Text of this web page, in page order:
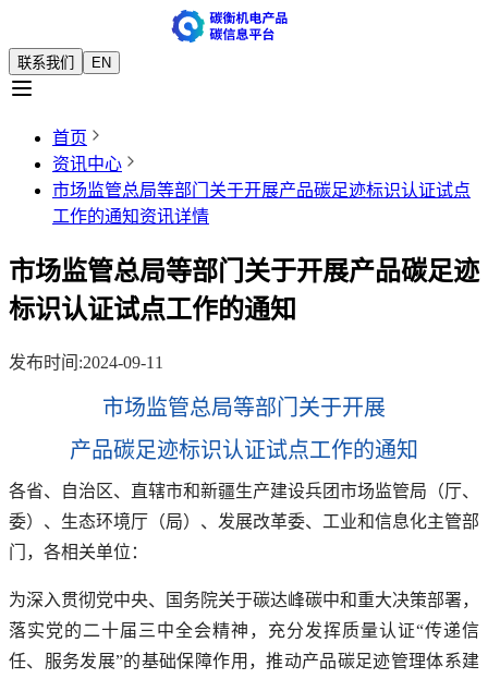
联系我们 EN
首页
资讯中心
市场监管总局等部门关于开展产品碳足迹标识认证试点
工作的通知资讯详情
市场监管总局等部门关于开展产品碳足迹
标识认证试点工作的通知
发布时间 :2024-09-11
市场监管总局等部门关于开展
产品碳足迹标识认证试点工作的通知
各省、自治区、直辖市和新疆生产建设兵团市场监管局（厅、
委）、生态环境厅（局）、发展改革委、工业和信息化主管部
门，各相关单位：
为深入贯彻党中央、国务院关于碳达峰碳中和重大决策部署，
落实党的二十届三中全会精神，充分发挥质量认证“传递信
任、服务发展”的基础保障作用，推动产品碳足迹管理体系建